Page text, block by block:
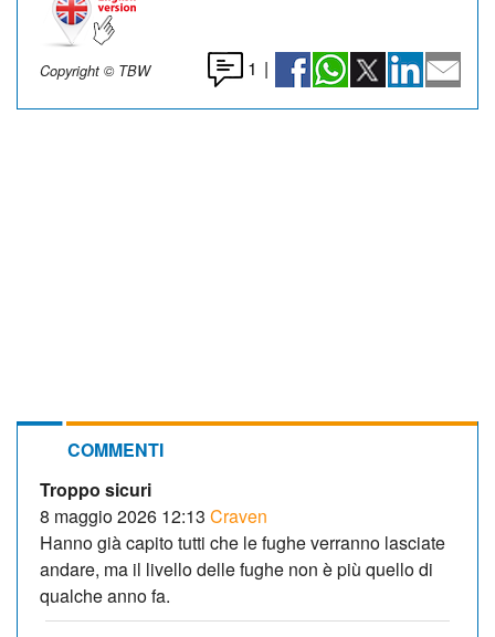
Copyright © TBW 1 |
COMMENTI
Troppo sicuri
8 maggio 2026 12:13 Craven
Hanno già capito tutti che le fughe verranno lasciate
andare, ma il livello delle fughe non è più quello di
qualche anno fa.